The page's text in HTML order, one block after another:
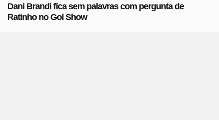
Dani Brandi fica sem palavras com pergunta de
Ratinho no Gol Show